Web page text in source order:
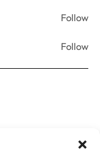
Follow
Follow